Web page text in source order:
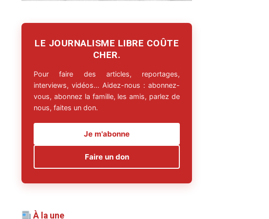
LE JOURNALISME LIBRE COÛTE
CHER.
Pour faire des articles, reportages,
interviews, vidéos… Aidez-nous : abonnez-
vous, abonnez la famille, les amis, parlez de
nous, faites un don.
Je m'abonne
Faire un don
À la une